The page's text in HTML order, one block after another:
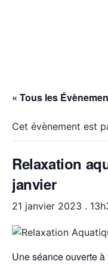
« Tous les
Cet évènement est
Relaxation
janvier
21 janvier 2023 .
Une séance ouverte